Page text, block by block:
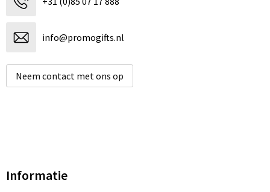
info@promogifts.nl
Neem contact met ons op
Informatie